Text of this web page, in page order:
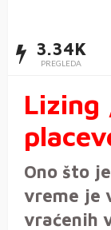
3.34K
PREGLEDA
Lizing
Ono što
vreme je
vraćenih